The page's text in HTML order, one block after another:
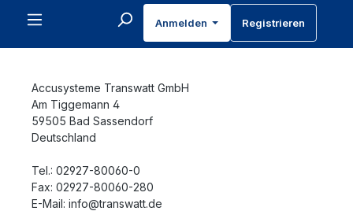
Anmelden Registrieren
Accusysteme Transwatt GmbH
Am Tiggemann 4
59505 Bad Sassendorf
Deutschland
Tel.: 02927-80060-0
Fax: 02927-80060-280
E-Mail: info@transwatt.de